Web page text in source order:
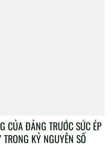
CỦA ĐẢNG TRƯỚC SỨC ÉP
KỶ NGUYÊN SỐ